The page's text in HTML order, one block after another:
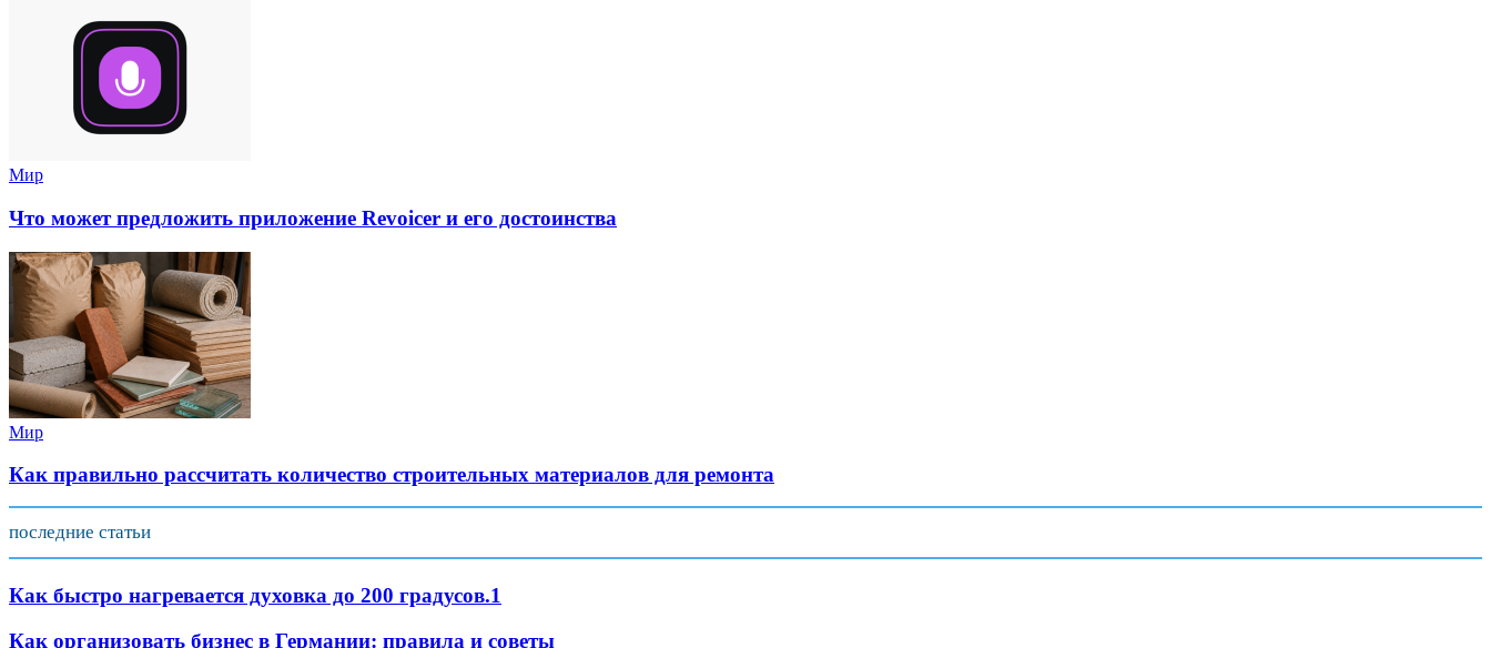
Мир
Что может предложить приложение Revoicer и его достоинства
Мир
Как правильно рассчитать количество строительных материалов для ремонта
последние статьи
Как быстро нагревается духовка до 200 градусов.1
Как организовать бизнес в Германии: правила и советы